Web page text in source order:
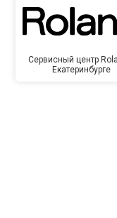
Сервисный центр
Екатеринбурге